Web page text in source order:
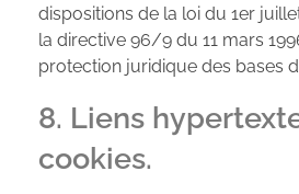
dispositions de la loi du 1er
la directive 96/9 du 11 mars
protection juridique des bases
8. Liens
cookies.